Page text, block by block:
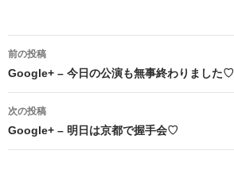
投
稿
ナ
ビ
前の投稿
Google+ – 今日の公演も無事終わりました♡
次の投稿
Google+ – 明日は京都で握手会♡